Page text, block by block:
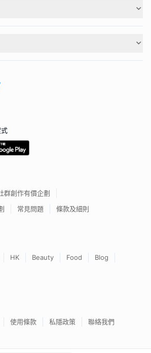
群創作有價企劃
常見問題 條款及細則
HK Beauty Food
Blog
使用條款 私隱政策 聯絡我們